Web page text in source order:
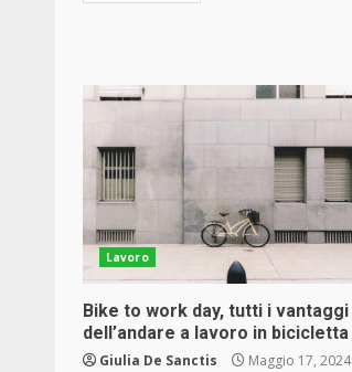
Lavoro
Bike to work day, tutti i vantaggi
dell’andare a lavoro in bicicletta
Giulia De Sanctis Maggio 17, 2024